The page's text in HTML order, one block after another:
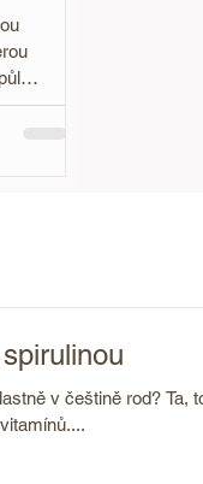
je
v češtině rod? Ta,